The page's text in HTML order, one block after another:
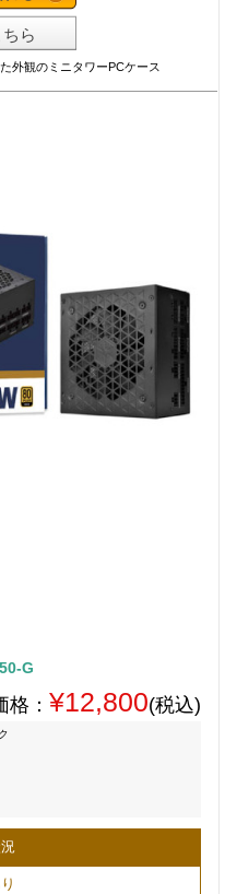
ら
外観のミニタワーPCケース
G
格： ¥12,800(税込)